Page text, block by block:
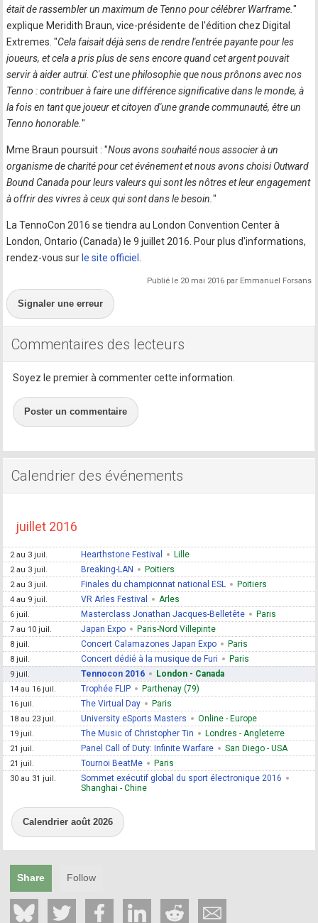
était de rassembler un maximum de Tenno pour célébrer Warframe."
explique Meridith Braun, vice-présidente de l'édition chez Digital
Extremes. "Cela faisait déjà sens de rendre l'entrée payante pour les
joueurs, et cela a pris plus de sens encore quand cet argent pouvait
servir à aider autrui. C'est une philosophie que nous prônons avec nos
Tenno : contribuer à faire une différence significative dans le monde, à
la fois en tant que joueur et citoyen d'une grande communauté, être un
Tenno honorable."
Mme Braun poursuit : "Nous avons souhaité nous associer à un
organisme de charité pour cet événement et nous avons choisi Outward
Bound Canada pour leurs valeurs qui sont les nôtres et leur engagement
à offrir des vivres à ceux qui sont dans le besoin."
La TennoCon 2016 se tiendra au London Convention Center à
London, Ontario (Canada) le 9 juillet 2016. Pour plus d'informations,
rendez-vous sur le site officiel .
Publié le 20 mai 2016 par Emmanuel Forsans
Signaler une erreur
Commentaires des lecteurs
Soyez le premier à commenter cette information.
Poster un commentaire
Calendrier des événements
juillet 2016
2 au 3 juil. Hearthstone Festival Lille
2 au 3 juil. Breaking-LAN Poitiers
2 au 3 juil. Finales du championnat national ESL Poitiers
4 au 9 juil. VR Arles Festival Arles
6 juil. Masterclass Jonathan Jacques-Belletête Paris
7 au 10 juil. Japan Expo Paris-Nord Villepinte
8 juil. Concert Calamazones Japan Expo Paris
8 juil. Concert dédié à la musique de Furi Paris
9 juil. Tennocon 2016 London - Canada
14 au 16 juil. Trophée FLIP Parthenay (79)
16 juil. The Virtual Day Paris
18 au 23 juil. University eSports Masters Online - Europe
19 juil. The Music of Christopher Tin Londres - Angleterre
21 juil. Panel Call of Duty: Infinite Warfare San Diego - USA
21 juil. Tournoi BeatMe Paris
30 au 31 juil.
Sommet exécutif global du sport électronique 2016
Shanghai - Chine
Calendrier août 2026
Share Follow